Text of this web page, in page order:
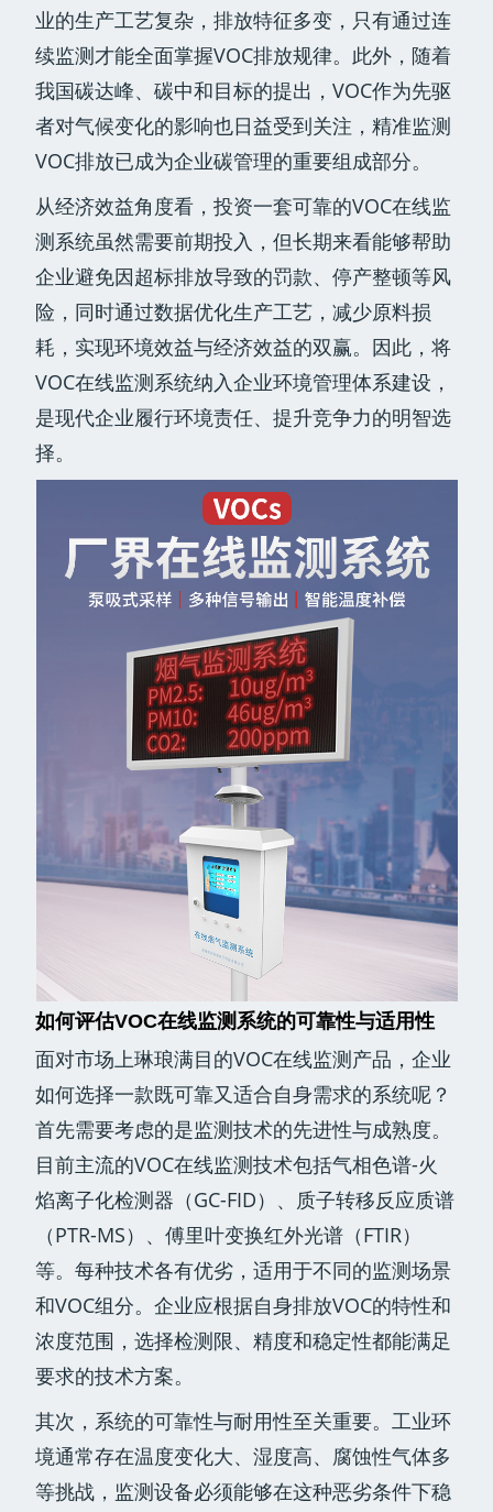
业的生产工艺复杂，排放特征多变，只有通过连
续监测才能全面掌握VOC排放规律。此外，随着
我国碳达峰、碳中和目标的提出，VOC作为先驱
者对气候变化的影响也日益受到关注，精准监测
VOC排放已成为企业碳管理的重要组成部分。
从经济效益角度看，投资一套可靠的VOC在线监
测系统虽然需要前期投入，但长期来看能够帮助
企业避免因超标排放导致的罚款、停产整顿等风
险，同时通过数据优化生产工艺，减少原料损
耗，实现环境效益与经济效益的双赢。因此，将
VOC在线监测系统纳入企业环境管理体系建设，
是现代企业履行环境责任、提升竞争力的明智选
择。
如何评估VOC在线监测系统的可靠性与适用性
面对市场上琳琅满目的VOC在线监测产品，企业
如何选择一款既可靠又适合自身需求的系统呢？
首先需要考虑的是监测技术的先进性与成熟度。
目前主流的VOC在线监测技术包括气相色谱-火
焰离子化检测器（GC-FID）、质子转移反应质谱
（PTR-MS）、傅里叶变换红外光谱（FTIR）
等。每种技术各有优劣，适用于不同的监测场景
和VOC组分。企业应根据自身排放VOC的特性和
浓度范围，选择检测限、精度和稳定性都能满足
要求的技术方案。
其次，系统的可靠性与耐用性至关重要。工业环
境通常存在温度变化大、湿度高、腐蚀性气体多
等挑战，监测设备必须能够在这种恶劣条件下稳